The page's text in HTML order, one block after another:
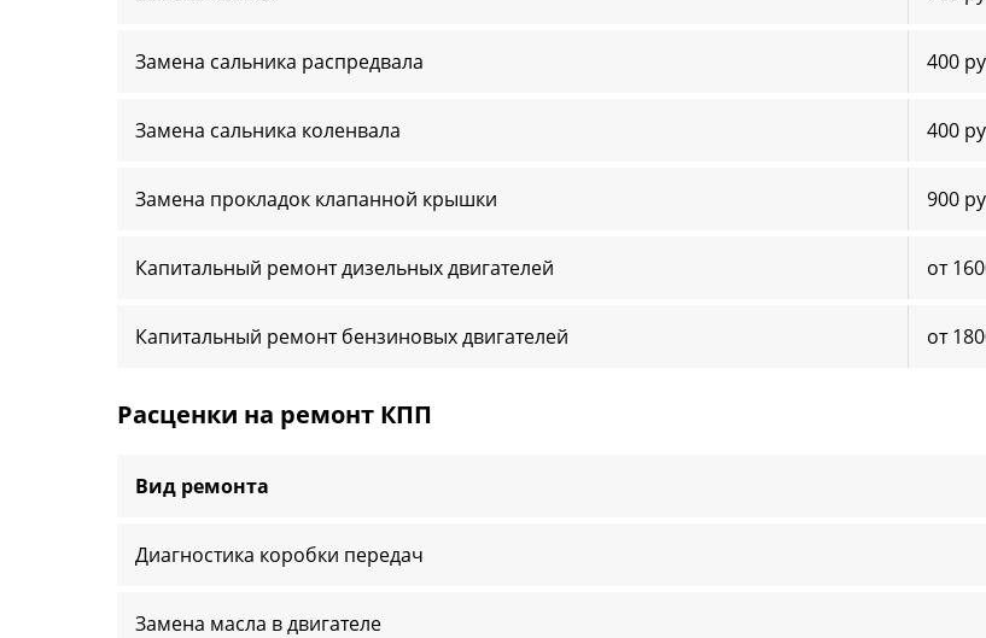
Замена сальника распредвала 400
Замена сальника коленвала 400
Замена прокладок клапанной крышки 900
Капитальный ремонт дизельных двигателей от
Капитальный ремонт бензиновых двигателей от
Расценки на ремонт КПП
Вид ремонта
Диагностика коробки передач
Замена масла в двигателе